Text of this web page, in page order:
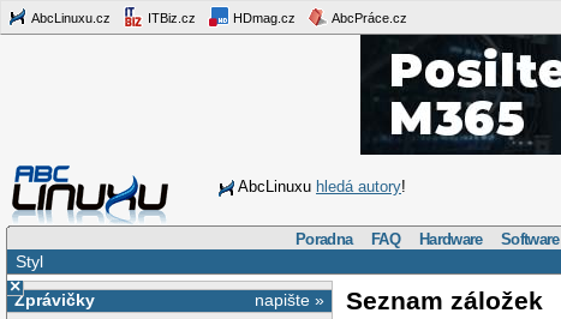
AbcLinuxu.cz ITBiz.cz HDmag.cz AbcPráce.cz
AbcLinuxu hledá autory!
Poradna FAQ Hardware Software
Styl
×
napište »
Zprávičky
Seznam záložek